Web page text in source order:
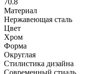
70.8
Материал
Нержавеющая сталь
Цвет
Хром
Форма
Округлая
Стилистика дизайна